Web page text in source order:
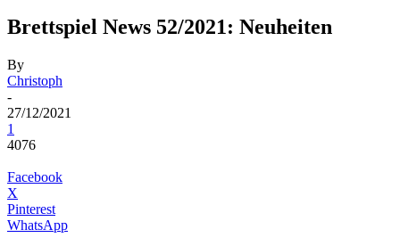
Brettspiel News 52/2021: Neuheiten
By
Christoph
-
27/12/2021
1
4076
Facebook
X
Pinterest
WhatsApp